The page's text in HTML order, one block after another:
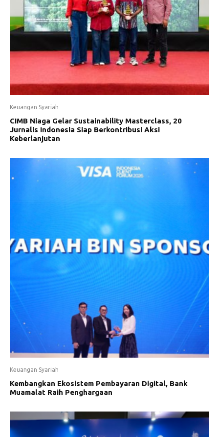
Keuangan Syariah
CIMB Niaga Gelar Sustainability Masterclass, 20
Jurnalis Indonesia Siap Berkontribusi Aksi
Keberlanjutan
Keuangan Syariah
Kembangkan Ekosistem Pembayaran Digital, Bank
Muamalat Raih Penghargaan